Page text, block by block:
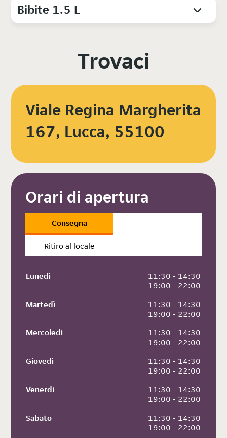
Bibite 1.5 L
Trovaci
Viale Regina Margherita
167, Lucca, 55100
Orari di apertura
Consegna
Ritiro al locale
Lunedì
11:30 - 14:30
19:00 - 22:00
Martedì
11:30 - 14:30
19:00 - 22:00
Mercoledì
11:30 - 14:30
19:00 - 22:00
Giovedì
11:30 - 14:30
19:00 - 22:00
Venerdì
11:30 - 14:30
19:00 - 22:00
Sabato
11:30 - 14:30
19:00 - 22:00